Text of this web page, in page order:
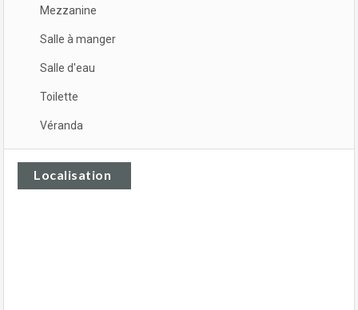
Mezzanine
Salle à manger
Salle d'eau
Toilette
Véranda
Localisation